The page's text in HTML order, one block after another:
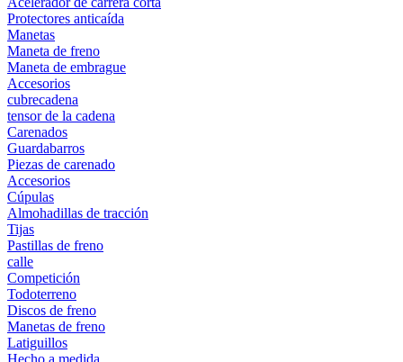
Protectores anticaída
Manetas
Maneta de freno
Maneta de embrague
Accesorios
cubrecadena
tensor de la cadena
Carenados
Guardabarros
Piezas de carenado
Accesorios
Cúpulas
Almohadillas de tracción
Tijas
Pastillas de freno
calle
Competición
Todoterreno
Discos de freno
Manetas de freno
Latiguillos
Hecho a medida